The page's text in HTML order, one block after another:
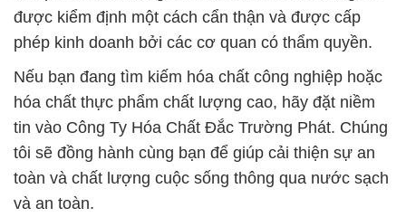
# Công ty thương mại φ phân phối
Trichloroisocyanuric Acid Dạng Viên > Axit
Trichloroisocyanuric Dạng Viên Sủi 200G Trung
Quốc China
# Nhà kinh doanh ( bán ) Trichloroisocyanuric Acid
Dạng Viên > Axit Trichloroisocyanuric Dạng Viên Sủi
200G Trung Quốc China
# Công ty bán ≡ phân phối Trichloroisocyanuric Acid